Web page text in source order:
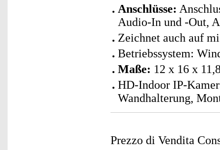
Anschlüsse:
Audio-In und -Out,
Zeichnet auch auf
Betriebssystem:
Maße: 12 x 16 x
HD-Indoor IP-
Wandhalterung,
Prezzo di Vendita